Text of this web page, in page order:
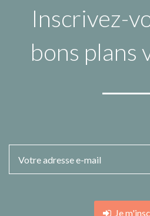
Inscrivez-
bons plans
Je